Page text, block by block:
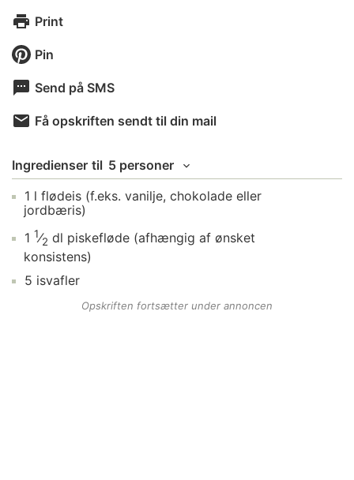
Print
Pin
Send på SMS
Få opskriften sendt til din mail
Ingredienser til 5 personer
1 l flødeis (f.eks. vanilje, chokolade eller
jordbæris)
1 1⁄2 dl piskefløde (afhængig af ønsket
konsistens)
5 isvafler
Opskriften fortsætter under annoncen